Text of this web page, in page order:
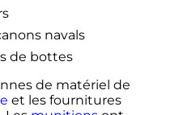
navals
de bottes
de matériel de
et les fournitures